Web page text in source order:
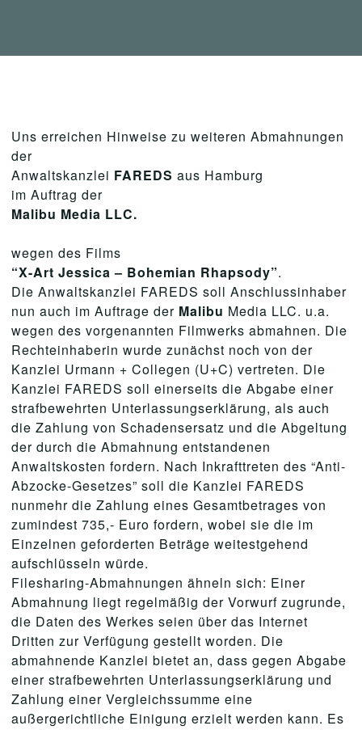
Uns erreichen Hinweise zu weiteren Abmahnungen
der
Anwaltskanzlei FAREDS aus Hamburg
im Auftrag der
Malibu Media LLC.
wegen des Films
“X-Art Jessica – Bohemian Rhapsody”.
Die Anwaltskanzlei FAREDS soll Anschlussinhaber
nun auch im Auftrage der Malibu Media LLC. u.a.
wegen des vorgenannten Filmwerks abmahnen. Die
Rechteinhaberin wurde zunächst noch von der
Kanzlei Urmann + Collegen (U+C) vertreten. Die
Kanzlei FAREDS soll einerseits die Abgabe einer
strafbewehrten Unterlassungserklärung, als auch
die Zahlung von Schadensersatz und die Abgeltung
der durch die Abmahnung entstandenen
Anwaltskosten fordern. Nach Inkrafttreten des “Anti-
Abzocke-Gesetzes” soll die Kanzlei FAREDS
nunmehr die Zahlung eines Gesamtbetrages von
zumindest 735,- Euro fordern, wobei sie die im
Einzelnen geforderten Beträge weitestgehend
aufschlüsseln würde.
Filesharing-Abmahnungen ähneln sich: Einer
Abmahnung liegt regelmäßig der Vorwurf zugrunde,
die Daten des Werkes seien über das Internet
Dritten zur Verfügung gestellt worden. Die
abmahnende Kanzlei bietet an, dass gegen Abgabe
einer strafbewehrten Unterlassungserklärung und
Zahlung einer Vergleichssumme eine
außergerichtliche Einigung erzielt werden kann. Es